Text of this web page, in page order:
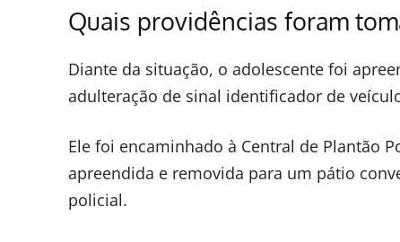
Quais providências foram
Diante da situação, o adolescente foi
adulteração de sinal identificador de
Ele foi encaminhado à Central de Plantão
apreendida e removida para um pátio
policial.